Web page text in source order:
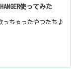
使ってみた
っちゃったやつたち♪